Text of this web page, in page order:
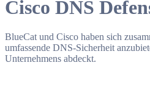
Cisco DNS
BlueCat und Cisco haben sich
umfassende DNS-Sicherheit
Unternehmens abdeckt.